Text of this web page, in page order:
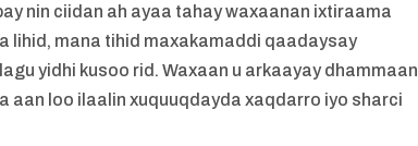
nin ciidan ah ayaa tahay waxaanan ixtiraama
lihid, mana tihid maxakamaddi qaadaysay
yidhi kusoo rid. Waxaan u arkaayay dhammaan
aan loo ilaalin xuquuqdayda xaqdarro iyo sharci